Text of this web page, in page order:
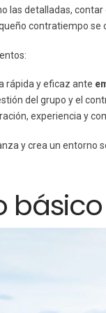
las detalladas,
contratiempo se
rápida y eficaz ante
del grupo y el
experiencia y
y crea un entorno